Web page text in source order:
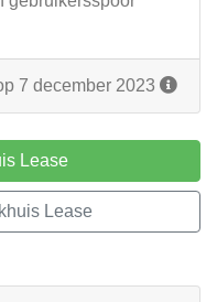
7 december 2023
Lease
Lease